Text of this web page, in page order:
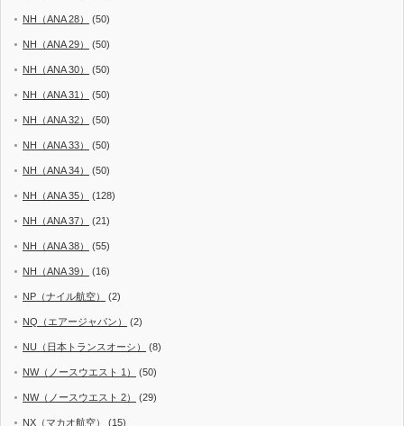
NH（ANA 28） (50)
NH（ANA 29） (50)
NH（ANA 30） (50)
NH（ANA 31） (50)
NH（ANA 32） (50)
NH（ANA 33） (50)
NH（ANA 34） (50)
NH（ANA 35） (128)
NH（ANA 37） (21)
NH（ANA 38） (55)
NH（ANA 39） (16)
NP（ナイル航空） (2)
NQ（エアージャパン） (2)
NU（日本トランスオーシ） (8)
NW（ノースウエスト 1） (50)
NW（ノースウエスト 2） (29)
NX（マカオ航空） (15)